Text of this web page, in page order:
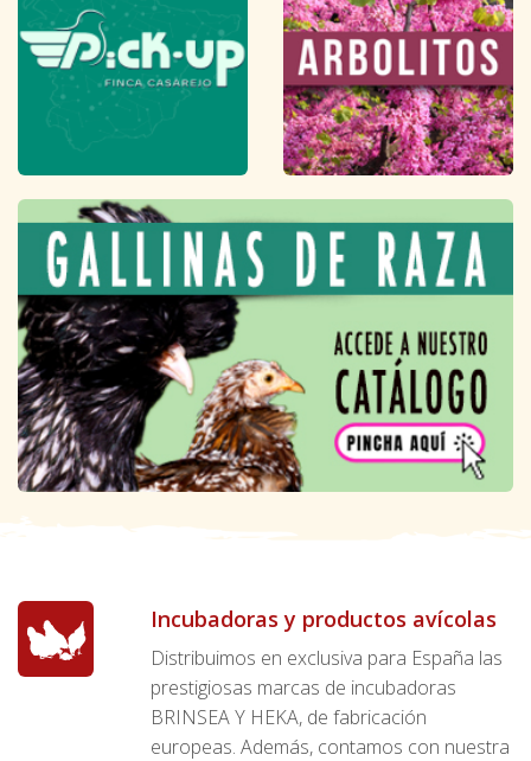
Incubadoras y productos avícolas
Distribuimos en exclusiva para España las
prestigiosas marcas de incubadoras
BRINSEA Y HEKA, de fabricación
europeas. Además, contamos con nuestra